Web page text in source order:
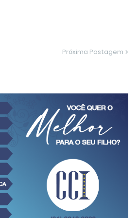
Próxima Postagem